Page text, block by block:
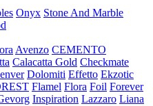
Onyx Stone And Marble
Avenzo CEMENTO
Calacatta Gold Checkmate
Dolomiti Effetto Ekzotic
Flamel Flora Foil Forever
Inspiration Lazzaro Liana